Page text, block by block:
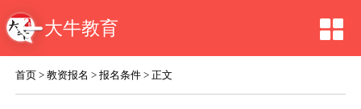
大牛教育
首页 >教资报名 >报名条件 > 正文